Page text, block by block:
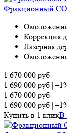
Фракционный
Коррекция
Лазерная
1 670 000 руб
1 690 000 руб |
1 670 000 руб
1 690 000 руб |
Купить в 1 кликВ